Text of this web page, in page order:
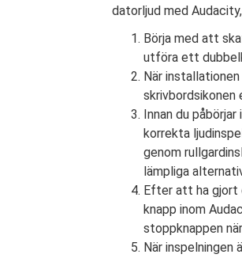
datorljud med
Börja med att
utföra ett
När
Innan du
korrekta
genom
lämpliga
Efter att ha gjort
knapp inom
stoppknappen
När inspelningen